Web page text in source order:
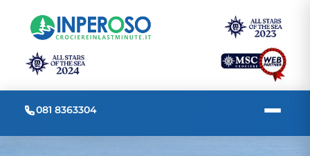
081 8363304